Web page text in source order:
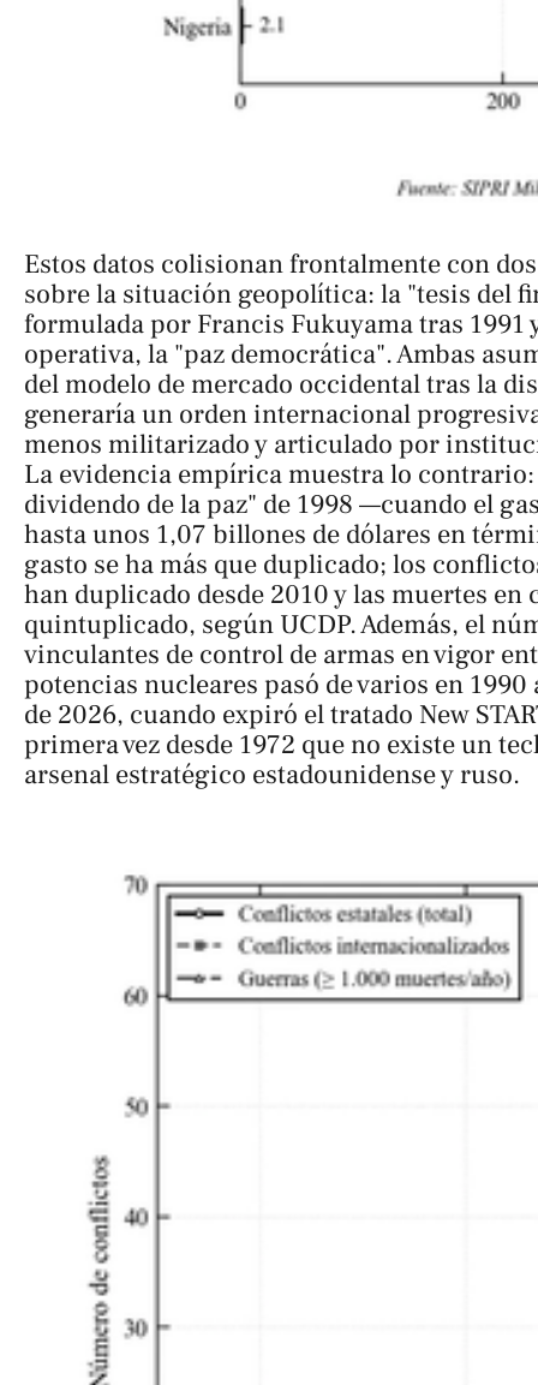
Estos datos colisionan frontalmente con
sobre la situación geopolítica: la "tesis del
formulada por Francis Fukuyama tras 1991
operativa, la "paz democrática". Ambas
del modelo de mercado occidental tras la
generaría un orden internacional
menos militarizado y articulado por
La evidencia empírica muestra lo
dividendo de la paz" de 1998 —cuando el
hasta unos 1,07 billones de dólares en
gasto se ha más que duplicado; los
han duplicado desde 2010 y las muertes en
quintuplicado, según UCDP. Además, el
vinculantes de control de armas en vigor
potencias nucleares pasó de varios en
de 2026, cuando expiró el tratado New
primera vez desde 1972 que no existe un
arsenal estratégico estadounidense y ruso.